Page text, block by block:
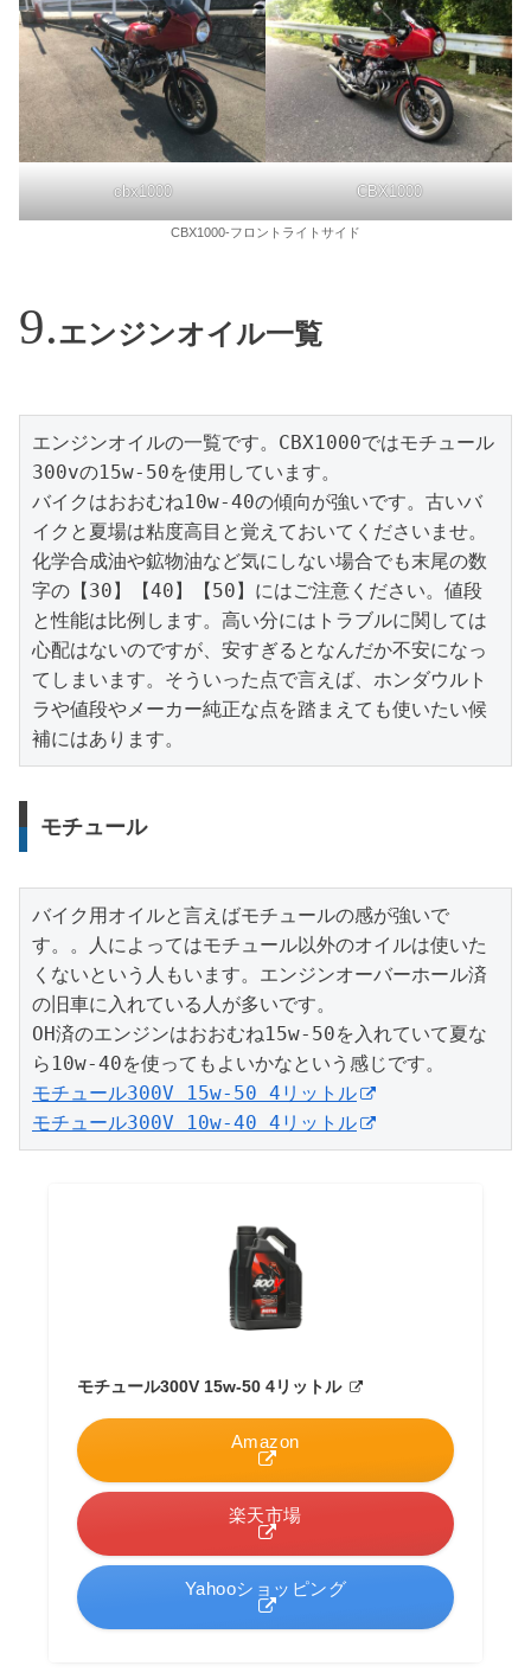
cbx1000 CBX1000
CBX1000-フロントライトサイド
エンジンオイル一覧
エンジンオイルの一覧です。CBX1000ではモチュール
300vの15w-50を使用しています。
バイクはおおむね10w-40の傾向が強いです。古いバ
イクと夏場は粘度高目と覚えておいてくださいませ。
化学合成油や鉱物油など気にしない場合でも末尾の数
字の【30】【40】【50】にはご注意ください。値段
と性能は比例します。高い分にはトラブルに関しては
心配はないのですが、安すぎるとなんだか不安になっ
てしまいます。そういった点で言えば、ホンダウルト
ラや値段やメーカー純正な点を踏まえても使いたい候
補にはあります。
モチュール
バイク用オイルと言えばモチュールの感が強いで
す。。人によってはモチュール以外のオイルは使いた
くないという人もいます。エンジンオーバーホール済
の旧車に入れている人が多いです。
OH済のエンジンはおおむね15w-50を入れていて夏な
モチュール300V 15w-50 4リットル
モチュール300V 10w-40 4リットル
モチュール300V 15w-50 4リットル
Amazon
楽天市場
Yahooショッピング